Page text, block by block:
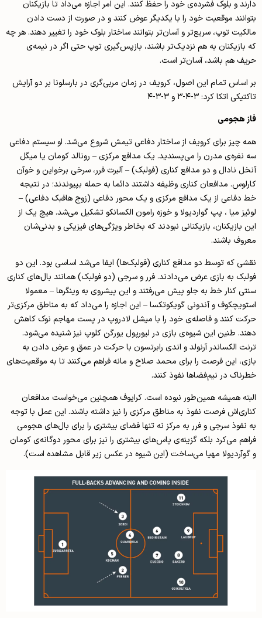
دارند و بلوک فشرده‌ی خود را حفظ کنند. این امر اجازه می‌داد تا بازیکنان
بتوانند موقعیت خود را با یکدیگر عوض کنند و در صورت از دست دادن
مالکیت توپ، سریع‌تر و آسان‌تر بتوانند ساختار بلوک خود را تغییر دهند. هر چه
که بازیکنان به هم‌ نزدیک‌تر باشند، باز‌پس‌گیری توپ حتی اگر در نیمه‌ی
حریف هم باشد، آسان‌تر است.
بر اساس تمام این اصول، کرویف در زمان مربی‌گری در بارسلونا بر دو آرایش
تاکتیکی اتکا کرد: ۳-۴-۳ و ۳-۳-۴
فاز هجومی
همه چیز برای کرویف از ساختار دفاعی تیمش شروع می‌شد. او سیستم دفاعی
سه نفره‌ی مدرن را می‌پسندید. یک مدافع مرکزی – رونالد کومان یا میگل
آنخل نادال و دو مدافع کناری (فولبک) – آلبرت فرر، سرخی برخواین و خوآن
کارلوس. مدافعان کناری وظیفه داشتند دائما به حمله بپیوندند؛ در نتیجه
خط دفاعی از یک مدافع مرکزی و یک محور دفاعی (زوج هافبک دفاعی) –
لوئیز میا ، پپ گواردیولا و خوزه رامون الکسانکو تشکیل می‌شد‌. هیچ یک از
این بازیکنان، بازیکنانی نبودند که بخاطر ویژگی‌های فیزیکی و بدنی‌شان
معروف باشند.
نقشی که توسط دو مدافع کناری (فولبک‌ها) ایفا می‌شد اساسی بود‌. این دو
فولبک به بازی عرض می‌دادند. فرر و سرجی (دو فولبک) همانند بال‌های کناری
سنتی کنار خط به جلو پیش می‌رفتند و این پیشروی به وینگرها – معمولا
استویچکوف و آندونی گویکوتکسا – این اجازه را می‌داد که به مناطق مرکزی‌تر
حرکت کنند و فاصله‌ی خود را با میشل لادروپ در پست مهاجم نوک کاهش
دهند. طنین این شیوه‌ی بازی در لیورپول یورگن کلوپ نیز شنیده می‌شود.
ترنت الکساندر آرنولد و اندی رابرتسون با حرکت در عمق و عرض دادن به
بازی، این فرصت را برای محمد صلاح و مانه فراهم می‌کنند تا به موقعیت‌های
خطرناک در نیم‌فضا‌ها نفوذ کنند.
البته همیشه همین‌طور نبوده است. کرایوف همچنین می‌خواست مدافعان
کناری‌اش فرصت نفوذ به مناطق مرکزی را نیز داشته باشند. این عمل با توجه
به نفوذ سرجی و فرر به مرکز نه تنها فضای بیشتری را برای بال‌های هجومی
فراهم می‌کرد بلکه گزینه‌ی پاس‌های بیشتری را نیز برای محور دوگانه‌ی کومان
و گوآردیولا مهیا ‌می‌ساخت (این شیوه در عکس زیر قابل مشاهده است).